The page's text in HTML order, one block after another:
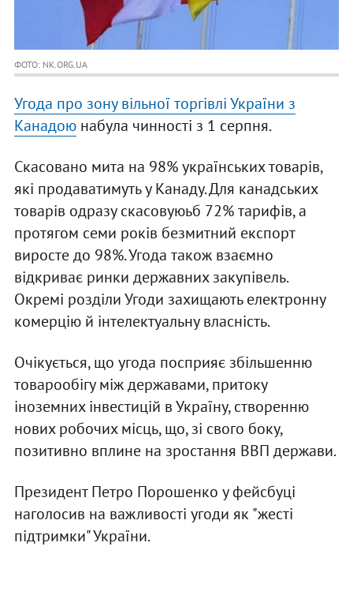
ФОТО: NK.ORG.UA
Угода про зону вільної торгівлі України з
Канадоюнабула чинності з 1 серпня.
Скасовано мита на 98% українських товарів,
які продаватимуть у Канаду. Для канадських
товарів одразу скасовуюьб 72% тарифів, а
протягом семи років безмитний експорт
виросте до 98%. Угода також взаємно
відкриває ринки державних закупівель.
Окремі розділи Угоди захищають електронну
комерцію й інтелектуальну власність.
Очікується, що угода посприяє збільшенню
товарообігу між державами, притоку
іноземних інвестицій в Україну, створенню
нових робочих місць, що, зі свого боку,
позитивно вплине на зростання ВВП держави.
Президент Петро Порошенко у фейсбуці
наголосив на важливості угоди як "жесті
підтримки" України.